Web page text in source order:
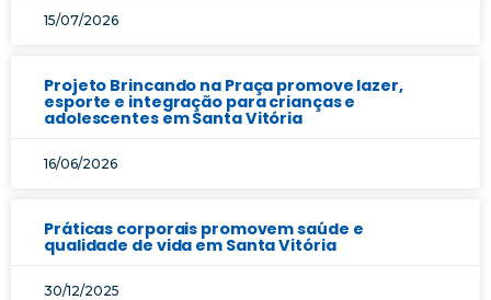
15/07/2026
Projeto Brincando na Praça promove lazer,
esporte e integração para crianças e
adolescentes em Santa Vitória
16/06/2026
Práticas corporais promovem saúde e
qualidade de vida em Santa Vitória
30/12/2025